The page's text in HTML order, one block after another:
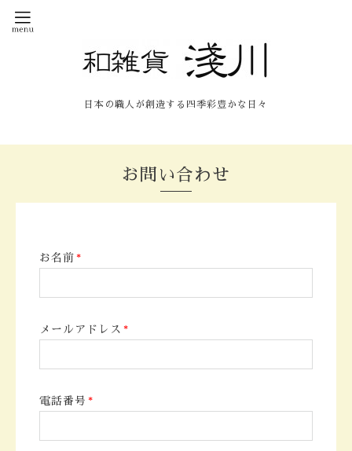
日本の職人が創造する四季彩豊かな日々
お問い合わせ
お名前 *
メールアドレス *
電話番号 *